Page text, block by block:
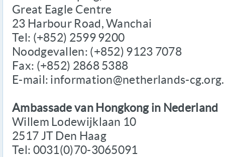
Great Eagle Centre
23 Harbour Road, Wanchai
Tel: (+852) 2599 9200
Noodgevallen: (+852) 9123 7078
Fax: (+852) 2868 5388
E-mail: information@netherlands-
Ambassade van Hongkong in Nederland
Willem Lodewijklaan 10
2517 JT Den Haag
Tel: 0031(0)70-3065091